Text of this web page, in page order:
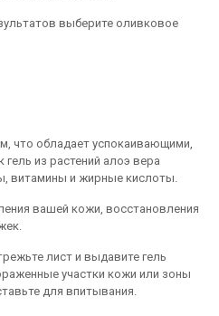
выберите оливковое
что обладает успокаивающими,
из растений алоэ вера
витамины и жирные кислоты.
вашей кожи, восстановления
лист и выдавите гель
участки кожи или зоны
для впитывания.